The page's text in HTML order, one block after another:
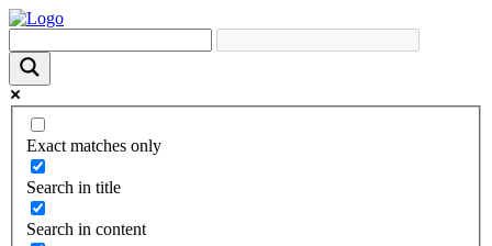
Exact matches only
Search in title
Search in content